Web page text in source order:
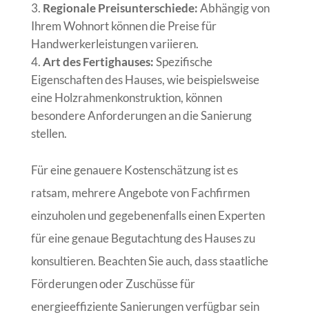
Regionale Preisunterschiede:Abhängig von
Ihrem Wohnort können die Preise für
Handwerkerleistungen variieren.
Art des Fertighauses:Spezifische
Eigenschaften des Hauses, wie beispielsweise
eine Holzrahmenkonstruktion, können
besondere Anforderungen an die Sanierung
stellen.
Für eine genauere Kostenschätzung ist es
ratsam, mehrere Angebote von Fachfirmen
einzuholen und gegebenenfalls einen Experten
für eine genaue Begutachtung des Hauses zu
konsultieren. Beachten Sie auch, dass staatliche
Förderungen oder Zuschüsse für
energieeffiziente Sanierungen verfügbar sein